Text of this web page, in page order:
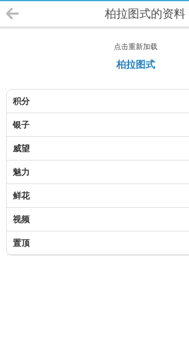
柏拉图式的资料
点击重新加载
柏拉图式
积分
银子
威望
魅力
鲜花
视频
置顶